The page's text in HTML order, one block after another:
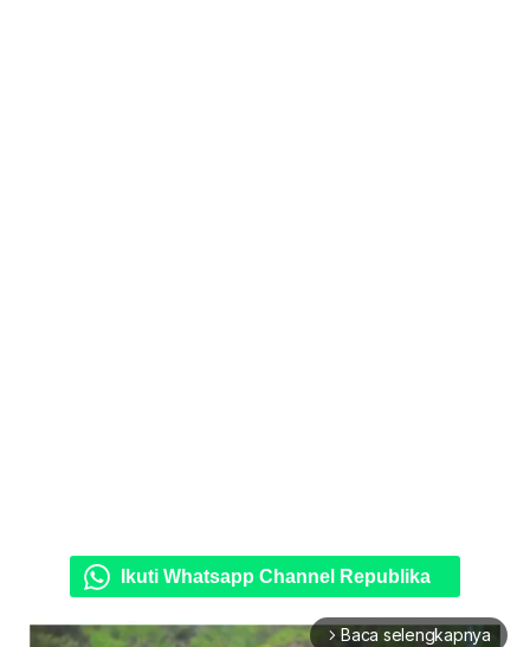
Ikuti Whatsapp Channel Republika
arrow_forward_ios Baca selengkapnya